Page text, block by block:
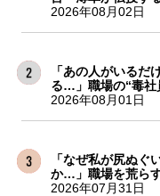
2026年08月02日
「あの人がいるだ
る…」職場の“毒社
2026年08月01日
「なぜ私が尻ぬぐ
か…」職場を荒ら
2026年07月31日